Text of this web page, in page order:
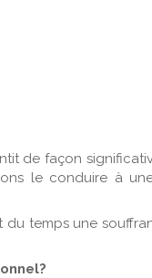
de façon
le conduire à
du temps une